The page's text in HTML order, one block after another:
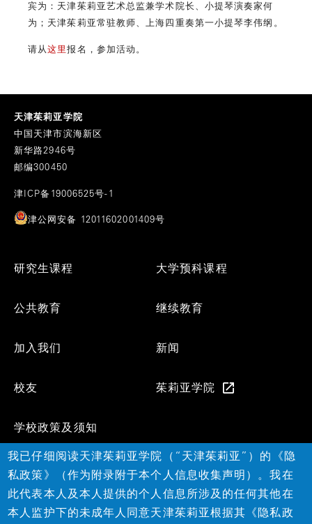
宾为：天津茱莉亚艺术总监兼学术院长、小提琴演奏家何
为；天津茱莉亚常驻教师、上海四重奏第一小提琴李伟纲。
请从这里报名，参加活动。
天津茱莉亚学院
中国天津市滨海新区
新华路2946号
邮编300450
津ICP备19006525号-1
津公网安备 12011602001409号
Footer
研究生课程 大学预科课程
公共教育 继续教育
加入我们 新闻
校友 茱莉亚学院
学校政策及须知
Social
我已仔细阅读天津茱莉亚学院（“天津茱莉亚”）的《隐
私政策》（作为附录附于本个人信息收集声明）。我在
此代表本人及本人提供的个人信息所涉及的任何其他在
本人监护下的未成年人同意天津茱莉亚根据其《隐私政